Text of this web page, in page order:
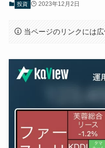
投資 2023年12月2日
当ページのリンクには